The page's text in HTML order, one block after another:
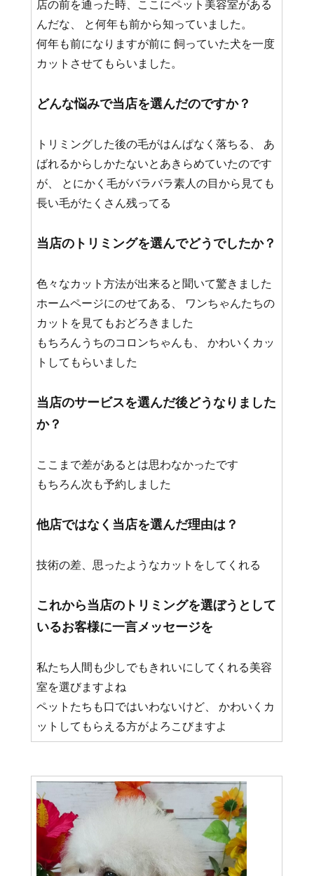
店の前を通った時、ここにペット美容室がある
んだな、 と何年も前から知っていました。
何年も前になりますが前に 飼っていた犬を一度
カットさせてもらいました。
どんな悩みで当店を選んだのですか？
トリミングした後の毛がはんぱなく落ちる、 あ
ばれるからしかたないとあきらめていたのです
が、 とにかく毛がバラバラ素人の目から見ても
長い毛がたくさん残ってる
当店のトリミングを選んでどうでしたか？
色々なカット方法が出来ると聞いて驚きました
ホームページにのせてある、 ワンちゃんたちの
カットを見てもおどろきました
もちろんうちのコロンちゃんも、 かわいくカッ
トしてもらいました
当店のサービスを選んだ後どうなりました
か？
ここまで差があるとは思わなかったです
もちろん次も予約しました
他店ではなく当店を選んだ理由は？
技術の差、思ったようなカットをしてくれる
これから当店のトリミングを選ぼうとして
いるお客様に一言メッセージを
私たち人間も少しでもきれいにしてくれる美容
室を選びますよね
ペットたちも口ではいわないけど、 かわいくカ
ットしてもらえる方がよろこびますよ